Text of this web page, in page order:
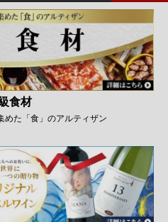
食材
めた「食」のアルティザン